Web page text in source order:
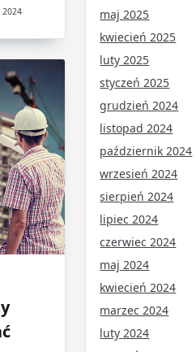
2024
maj 2025
kwiecień 2025
luty 2025
styczeń 2025
grudzień 2024
listopad 2024
październik 2024
wrzesień 2024
sierpień 2024
lipiec 2024
czerwiec 2024
maj 2024
kwiecień 2024
marzec 2024
luty 2024